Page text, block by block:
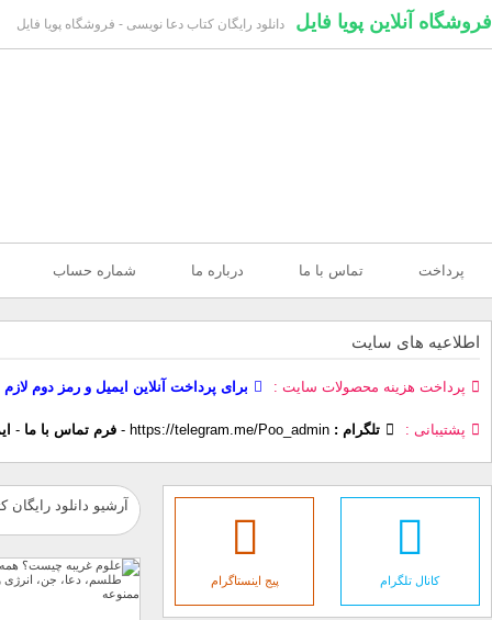
فروشگاه آنلاین پویا فایل دانلود رایگان کتاب دعا نویسی - فروشگاه پویا فایل
پرداخت تماس با ما درباره ما شماره حساب
اطلاعیه های سایت
پرداخت هزینه محصولات سایت برای پرداخت آنلاین ایمیل و رمز دوم
پشتیبانی تلگرام : https://telegram.me/Poo_admin
- فرم تماس با ما -
آرشیو دانلود
کانال تلگرام پیج اینستاگرام